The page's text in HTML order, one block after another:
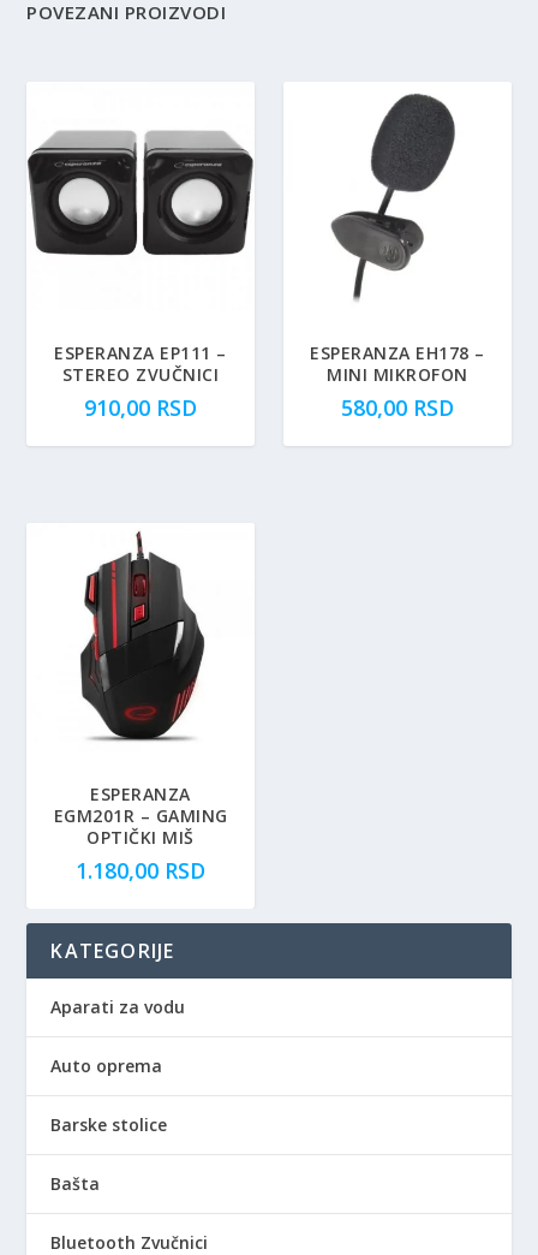
POVEZANI PROIZVODI
ESPERANZA EP111 –
STEREO ZVUČNICI
910,00 RSD
ESPERANZA EH178 –
MINI MIKROFON
580,00 RSD
ESPERANZA
EGM201R – GAMING
OPTIČKI MIŠ
1.180,00 RSD
KATEGORIJE
Aparati za vodu
Auto oprema
Barske stolice
Bašta
Bluetooth Zvučnici